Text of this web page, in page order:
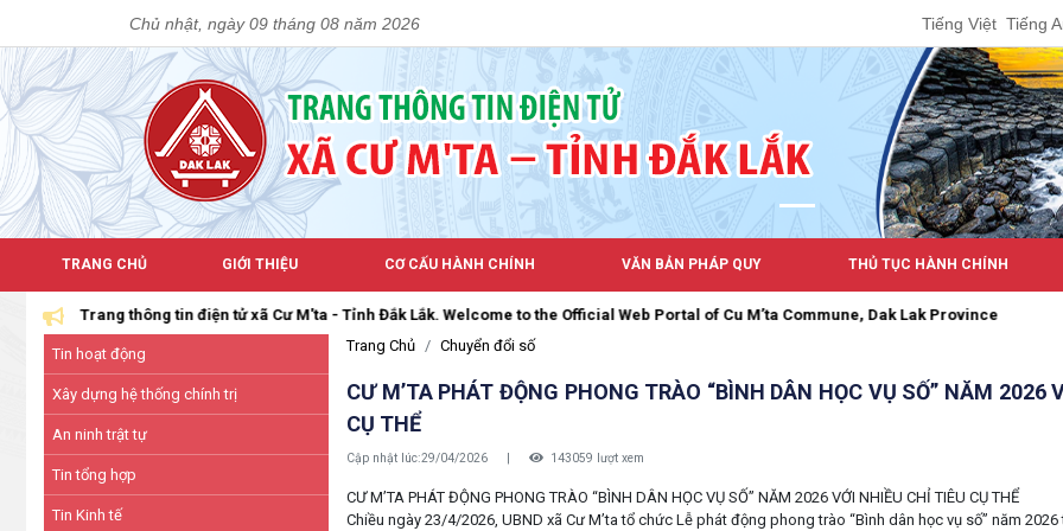
Chủ nhật, ngày 09 tháng 08 năm 2026 Tiếng Việt Tiếng
TRANG CHỦ GIỚI THIỆU CƠ CẤU HÀNH CHÍNH VĂN BẢN PHÁP QUY THỦ TỤC HÀNH CHÍNH
xã Cư M'ta - Tỉnh Đắk Lắk. Welcome to the Official Web Portal of Cu M’ta Commune, Dak Lak Province
Tin hoạt động
Xây dựng hệ thống chính trị
An ninh trật tự
Tin tổng hợp
Tin Kinh tế
Trang Chủ Chuyển đổi số
CƯ M’TA PHÁT ĐỘNG PHONG TRÀO “BÌNH DÂN HỌC VỤ SỐ” NĂM 2026
CỤ THỂ
Cập nhật lúc:29/04/2026 | 143059 lượt xem
CƯ M’TA PHÁT ĐỘNG PHONG TRÀO “BÌNH DÂN HỌC VỤ SỐ” NĂM 2026 VỚI NHIỀU CHỈ TIÊU CỤ THỂ
Chiều ngày 23/4/2026, UBND xã Cư M’ta tổ chức Lễ phát động phong trào “Bình dân học vụ số” năm